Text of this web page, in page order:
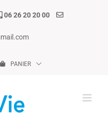
06 26 20 20 00
PANIER